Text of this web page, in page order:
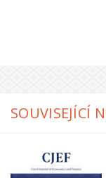
SOUVISEJÍCÍ